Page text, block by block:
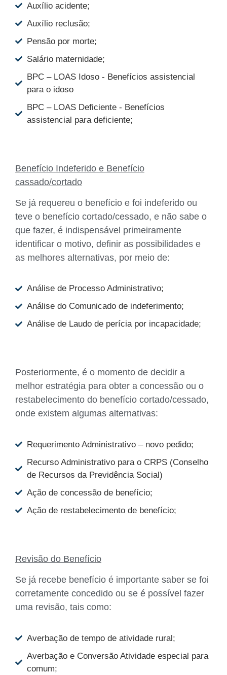
Auxílio acidente;
Auxílio reclusão;
Pensão por morte;
Salário maternidade;
BPC – LOAS Idoso - Benefícios assistencial
para o idoso
BPC – LOAS Deficiente - Benefícios
assistencial para deficiente;
Benefício Indeferido e Benefício
cassado/cortado
Se já requereu o benefício e foi indeferido ou
teve o benefício cortado/cessado, e não sabe o
que fazer, é indispensável primeiramente
identificar o motivo, definir as possibilidades e
as melhores alternativas, por meio de:
Análise de Processo Administrativo;
Análise do Comunicado de indeferimento;
Análise de Laudo de perícia por incapacidade;
Posteriormente, é o momento de decidir a
melhor estratégia para obter a concessão ou o
restabelecimento do benefício cortado/cessado,
onde existem algumas alternativas:
Requerimento Administrativo – novo pedido;
Recurso Administrativo para o CRPS (Conselho
de Recursos da Previdência Social)
Ação de concessão de benefício;
Ação de restabelecimento de benefício;
Revisão do Benefício
Se já recebe benefício é importante saber se foi
corretamente concedido ou se é possível fazer
uma revisão, tais como:
Averbação de tempo de atividade rural;
Averbação e Conversão Atividade especial para
comum;